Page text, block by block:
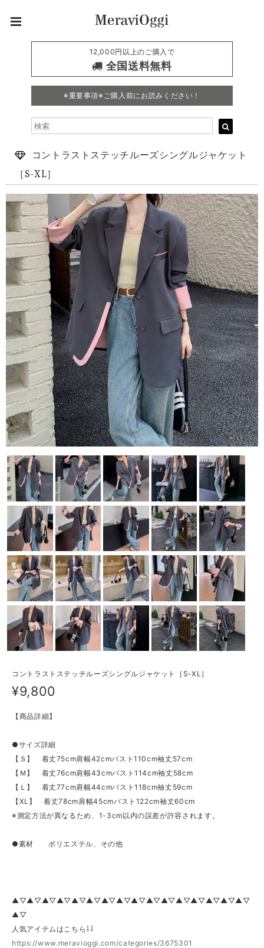
12,000円以上のご購入で
全国送料無料
※重要事項※ご購入前にお読みください！
コントラストステッチルーズシングルジャケット
［S-XL］
コントラストステッチルーズシングルジャケット［S-XL］
¥9,800
【商品詳細】
●サイズ詳細
【Ｓ】 着丈75cm肩幅42cmバスト110cm袖丈57cm
【Ｍ】 着丈76cm肩幅43cmバスト114cm袖丈58cm
【Ｌ】 着丈77cm肩幅44cmバスト118cm袖丈59cm
【XL】 着丈78cm肩幅45cmバスト122cm袖丈60cm
※測定方法が異なるため、1-3cm以内の誤差が許容されます。
●素材 ポリエステル、その他
▲▽▲▽▲▽▲▽▲▽▲▽▲▽▲▽▲▽▲▽▲▽▲▽▲▽▲▽▲▽▲▽
▲▽
人気アイテムはこちら⇩⇩
https://www.meravioggi.com/categories/3675301